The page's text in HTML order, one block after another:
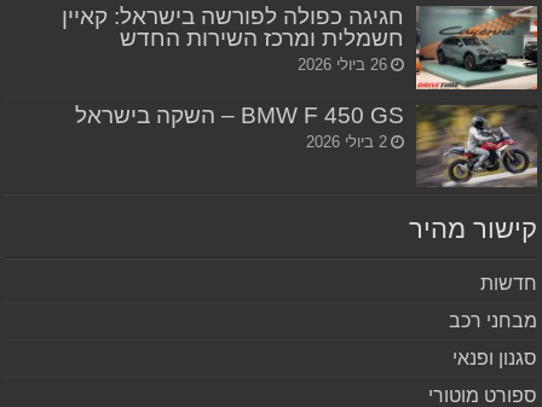
חגיגה כפולה לפורשה בישראל: קאיין
חשמלית ומרכז השירות החדש
26 ביולי 2026
BMW F 450 GS – השקה בישראל
2 ביולי 2026
מהיר
רכב
ופנאי
מוטורי